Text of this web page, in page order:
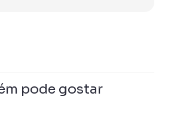
pode gostar